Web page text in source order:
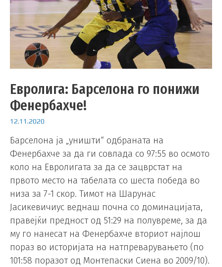
Евролига: Барселона го понижи
Фенербахче!
12.11.2020
Барселона ја „уништи“ одбраната на
Фенербахче за да ги совлада со 97:55 во осмото
коло на Евролигата за да се зацврстат на
првото место на табелата со шеста победа во
низа за 7-1 скор. Тимот на Шарунас
Јасикевичиус веднаш почна со доминацијата,
правејќи предност од 51:29 на полувреме, за да
му го нанесат на Фенербахче вториот најлош
пораз во историјата на натпреварувањето (по
101:58 поразот од Монтепаски Сиена во 2009/10).